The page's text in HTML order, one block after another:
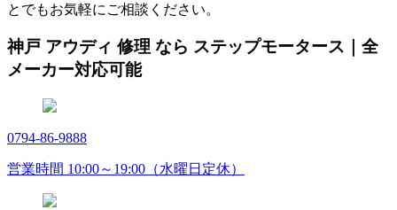
とでもお気軽にご相談ください。
神戸 アウディ 修理 なら ステップモータース｜全
メーカー対応可能
0794-86-9888
営業時間 10:00～19:00（水曜日定休）